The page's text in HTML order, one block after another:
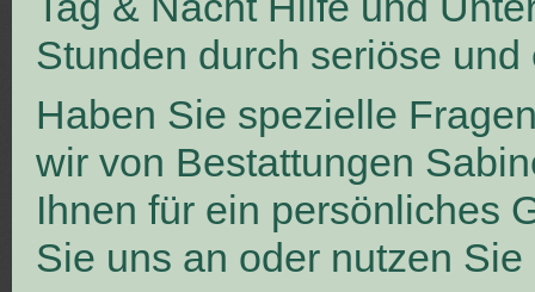
Stunden durch seriöse
Haben Sie spezielle
wir von Bestattungen
Ihnen für ein persönliches
Sie uns an oder nutzen